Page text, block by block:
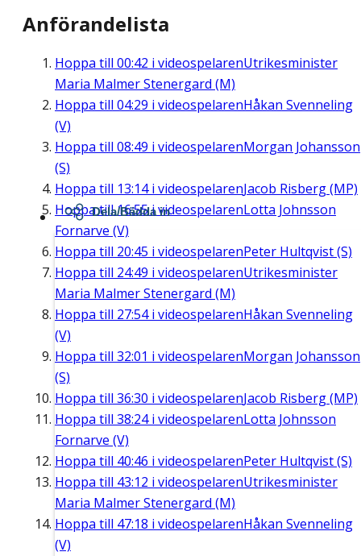
Anförandelista
Hoppa till 00:42 i videospelarenUtrikesminister
Maria Malmer Stenergard (M)
Hoppa till 04:29 i videospelarenHåkan Svenneling
(V)
Hoppa till 08:49 i videospelarenMorgan Johansson
(S)
Hoppa till 13:14i videospelarenJacob Risberg (MP)
Hoppa till16:55i videospelarenLotta Johnsson
Fornarve (V)
Hoppa till 20:45 i videospelarenPeter Hultqvist (S)
Hoppa till 24:49 i videospelarenUtrikesminister
Maria Malmer Stenergard (M)
Hoppa till 27:54i videospelarenHåkan Svenneling
(V)
Hoppa till 32:01 i videospelarenMorgan Johansson
(S)
Hoppa till 36:30 i videospelarenJacob Risberg (MP)
Hoppa till 38:24i videospelarenLotta Johnsson
Fornarve (V)
Hoppa till 40:46 i videospelarenPeter Hultqvist (S)
Hoppa till 43:12 i videospelarenUtrikesminister
Maria Malmer Stenergard (M)
Hoppa till 47:18 i videospelarenHåkan Svenneling
(V)
Dela/Bädda in